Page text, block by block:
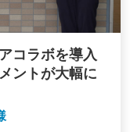
コラボを導入
ントが大幅に